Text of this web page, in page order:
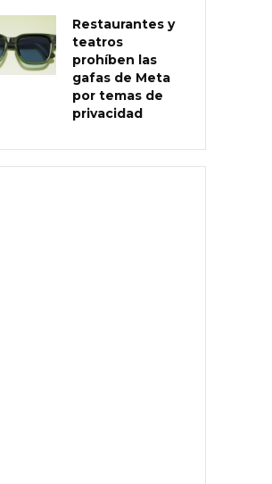
Restaurantes y
teatros
prohíben las
gafas de Meta
por temas de
privacidad